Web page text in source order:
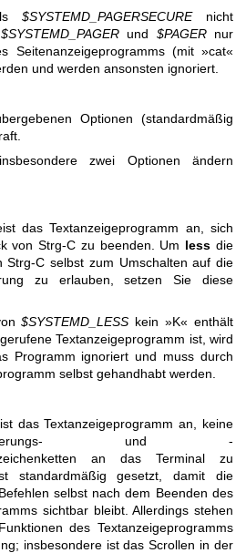
$SYSTEMD_PAGERSECUREnicht
$SYSTEMD_PAGERund $PAGERnur
Seitenanzeigeprogramms (mit »cat«
und werden ansonsten ignoriert.
Optionen (standardmäßig
zwei Optionen ändern
das Textanzeigeprogramm an, sich
von Strg-C zu beenden. Um less die
Strg-C selbst zum Umschalten auf die
zu erlauben, setzen Sie diese
$SYSTEMD_LESS kein »K« enthält
Textanzeigeprogramm ist, wird
Programm ignoriert und muss durch
selbst gehandhabt werden.
das Textanzeigeprogramm an, keine
Initialisierungs- und -
an das Terminal zu
standardmäßig gesetzt, damit die
selbst nach dem Beenden des
sichtbar bleibt. Allerdings stehen
des Textanzeigeprogramms
insbesondere ist das Scrollen in der